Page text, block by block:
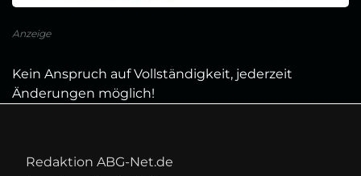
Anzeige
Kein Anspruch auf Vollständigkeit, jederzeit
Änderungen möglich!
Redaktion ABG-Net.de